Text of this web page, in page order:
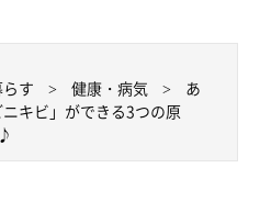
飼い主さんができることには、
す 健康・病気
あ
キビ」ができる3つの原